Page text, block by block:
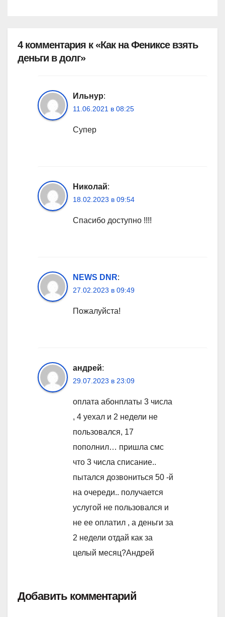
4 комментария к «Как на Фениксе взять
деньги в долг»
Ильнур:
11.06.2021 в 08:25
Супер
Николай:
18.02.2023 в 09:54
Спасибо доступно !!!!
NEWS DNR:
27.02.2023 в 09:49
Пожалуйста!
андрей:
29.07.2023 в 23:09
оплата абонплаты 3 числа
, 4 уехал и 2 недели не
пользовался, 17
пополнил… пришла смс
что 3 числа списание..
пытался дозвониться 50 -й
на очереди.. получается
услугой не пользовался и
не ее оплатил , а деньги за
2 недели отдай как за
целый месяц?Андрей
Добавить комментарий